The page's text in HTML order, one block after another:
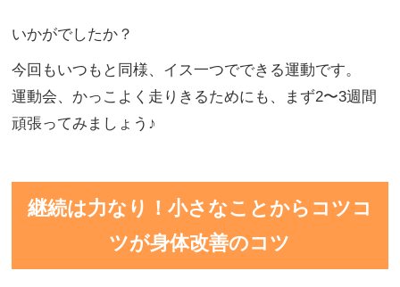
いかがでしたか？
今回もいつもと同様、イス一つでできる運動です。
運動会、かっこよく走りきるためにも、まず2〜3週間
頑張ってみましょう♪
継続は力なり！小さなことからコツコ
ツが身体改善のコツ